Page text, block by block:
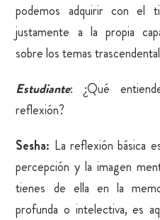
podemos adquirir con el
justamente a la propia
sobre los temas
Estudiante: ¿Qué
reflexión?
Sesha: La reflexión básica
percepción y la imagen
tienes de ella en la
profunda o intelectiva, es